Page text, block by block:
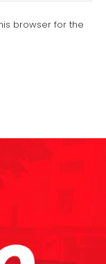
browser for the